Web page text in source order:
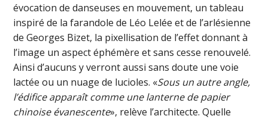
évocation de danseuses en mouvement, un tableau
inspiré de la farandole de Léo Lelée et de l’arlésienne
de Georges Bizet, la pixellisation de l’effet donnant à
l’image un aspect éphémère et sans cesse renouvelé.
Ainsi d’aucuns y verront aussi sans doute une voie
lactée ou un nuage de lucioles. «Sous un autre angle,
l’édifice apparaît comme une lanterne de papier
chinoise évanescente», relève l’architecte. Quelle